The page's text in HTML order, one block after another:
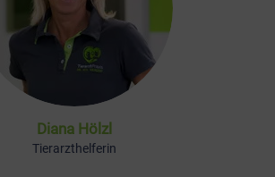
Diana Hölzl
Tierarzthelferin